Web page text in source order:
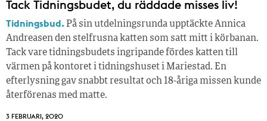
Tack Tidningsbudet, du räddade misses liv!
Tidningsbud. På sin utdelningsrunda upptäckte Annica
Andreasen den stelfrusna katten som satt mitt i körbanan.
Tack vare tidningsbudets ingripande fördes katten till
värmen på kontoret i tidningshuset i Mariestad. En
efterlysning gav snabbt resultat och 18-åriga missen kunde
återförenas med matte.
3 FEBRUARI, 2020